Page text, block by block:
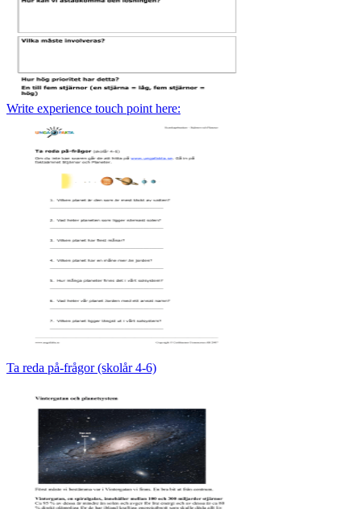
Write experience touch point here:
Ta reda på-frågor (skolår 4-6)